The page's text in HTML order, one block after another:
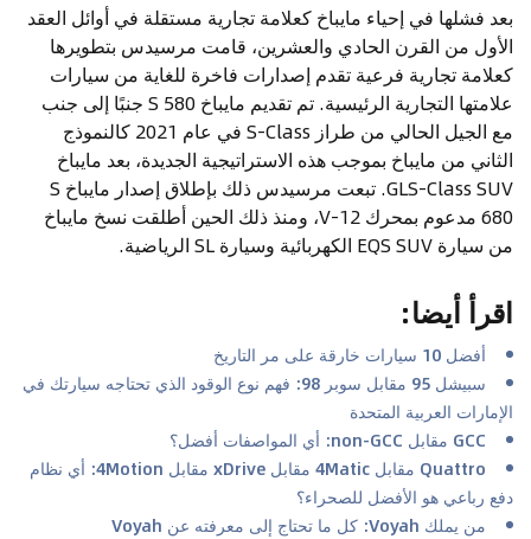
بعد فشلها في إحياء مايباخ كعلامة تجارية مستقلة في أوائل العقد
الأول من القرن الحادي والعشرين، قامت مرسيدس بتطويرها
كعلامة تجارية فرعية تقدم إصدارات فاخرة للغاية من سيارات
علامتها التجارية الرئيسية. تم تقديم مايباخ S 580 جنبًا إلى جنب
مع الجيل الحالي من طراز S-Class في عام 2021 كالنموذج
الثاني من مايباخ بموجب هذه الاستراتيجية الجديدة، بعد مايباخ
GLS-Class SUV. تبعت مرسيدس ذلك بإطلاق إصدار مايباخ S
680 مدعوم بمحرك V-12، ومنذ ذلك الحين أطلقت نسخ مايباخ
من سيارة EQS SUV الكهربائية وسيارة SL الرياضية.
اقرأ أيضا:
أفضل 10 سيارات خارقة على مر التاريخ
سبيشل 95 مقابل سوبر 98: فهم نوع الوقود الذي تحتاجه سيارتك في
الإمارات العربية المتحدة
GCC مقابل non-GCC: أي المواصفات أفضل؟
Quattro مقابل 4Matic مقابل xDrive مقابل 4Motion: أي نظام
دفع رباعي هو الأفضل للصحراء؟
من يملك Voyah: كل ما تحتاج إلى معرفته عن Voyah